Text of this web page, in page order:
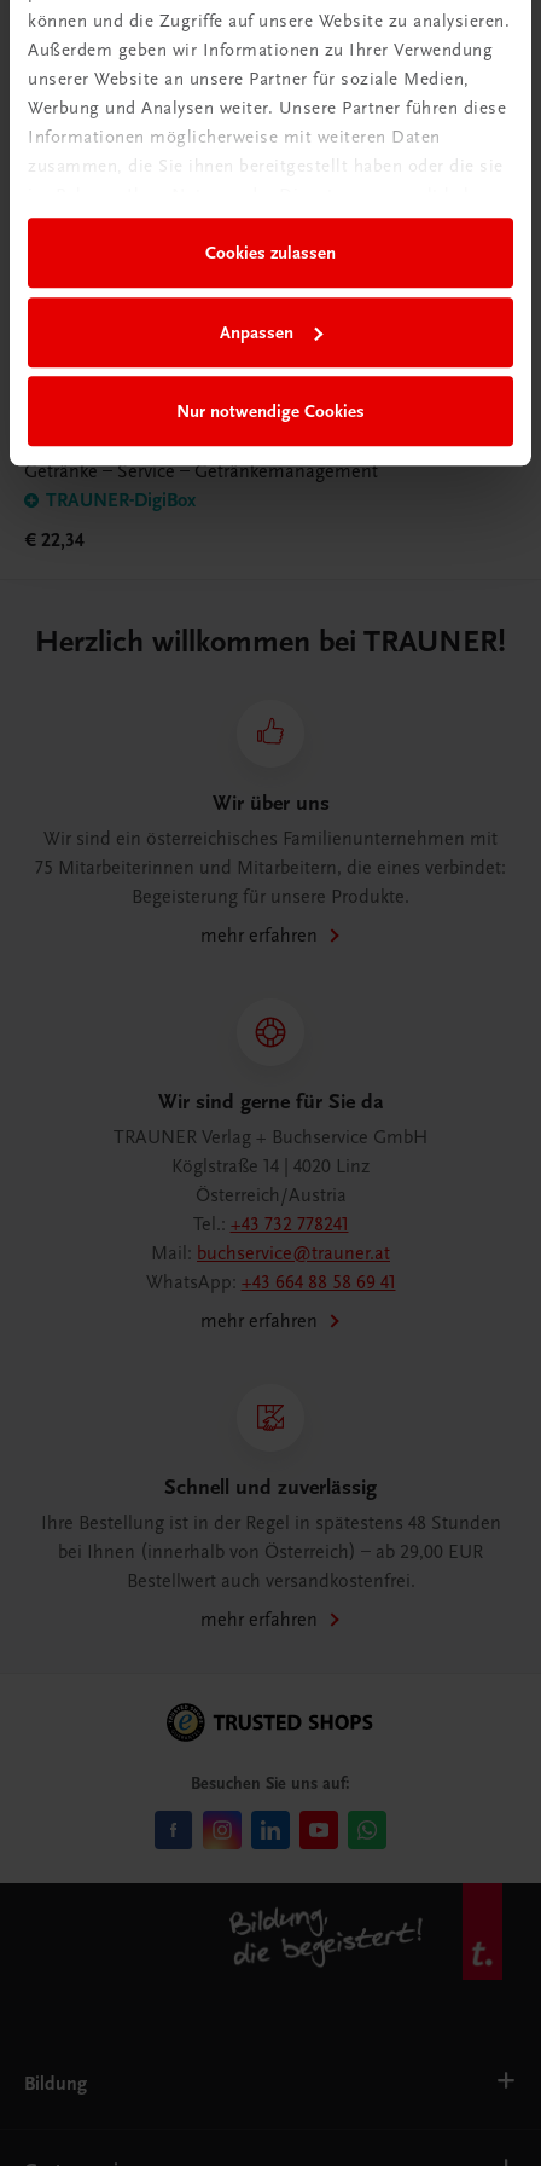
können und die Zugriffe auf unsere Website zu analysieren.
Außerdem geben wir Informationen zu Ihrer Verwendung
unserer Website an unsere Partner für soziale Medien,
Werbung und Analysen weiter. Unsere Partner führen diese
Informationen möglicherweise mit weiteren Daten
zusammen, die Sie ihnen bereitgestellt haben oder die sie
Cookies zulassen
Anpassen
Nur notwendige Cookies
Die Jungsommeliers
Getränke – Service – Getränkemanagement
TRAUNER-DigiBox
€ 22,34
Herzlich willkommen bei TRAUNER!
Wir über uns
Wir sind ein österreichisches Familienunternehmen mit
75 Mitarbeiterinnen und Mitarbeitern, die eines verbindet:
Begeisterung für unsere Produkte.
mehr erfahren
Wir sind gerne für Sie da
TRAUNER Verlag + Buchservice GmbH
Köglstraße 14 | 4020 Linz
Österreich/Austria
Tel.: +43 732 778241
Mail: buchservice@trauner.at
WhatsApp: +43 664 88 58 69 41
mehr erfahren
Schnell und zuverlässig
Ihre Bestellung ist in der Regel in spätestens 48 Stunden
bei Ihnen (innerhalb von Österreich) – ab 29,00 EUR
Bestellwert auch versandkostenfrei.
mehr erfahren
Besuchen Sie uns auf:
Bildung